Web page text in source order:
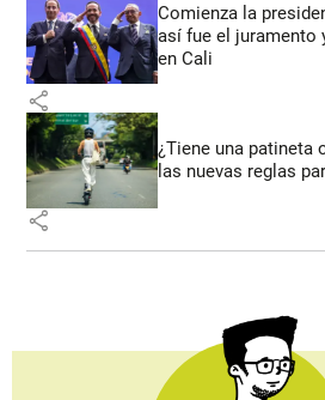
Comienza la
así fue el juramento
en Cali
share
¿Tiene una patineta
las nuevas reglas
share